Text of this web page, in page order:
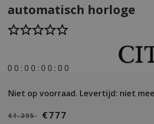
automatisch horloge
0 0 : 0 0 : 0 0 : 0 0
Niet op voorraad. Levertijd: niet
€1.295 €777